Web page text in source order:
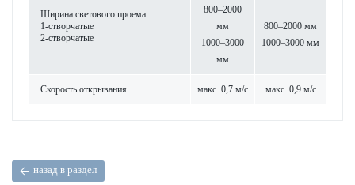
Ширина свет­ового проема
1-створ­чатые
2-створ­чатые
800–2000
мм
1000–3000
мм
800–2000 мм
1000–3000 мм
Скор­ость открывания макс. 0,7 м/с макс. 0,9 м/с
назад в раздел